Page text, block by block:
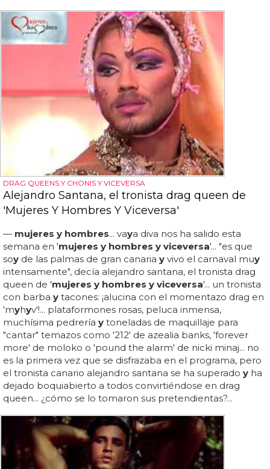
DRAG QUEENS Y CHONIS Y VICEVERSA
Alejandro Santana, el tronista drag queen de
'Mujeres Y Hombres Y Viceversa'
— mujeres y hombres... vaya diva nos ha salido esta
semana en 'mujeres y hombres y viceversa'... "es que
soy de las palmas de gran canaria y vivo el carnaval muy
intensamente", decía alejandro santana, el tronista drag
queen de 'mujeres y hombres y viceversa'... un tronista
con barba y tacones: ¡alucina con el momentazo drag en
'myhyv'!... plataformones rosas, peluca inmensa,
muchísima pedrería y toneladas de maquillaje para
"cantar" temazos como '212' de azealia banks, 'forever
more' de moloko o 'pound the alarm' de nicki minaj... no
es la primera vez que se disfrazaba en el programa, pero
el tronista canario alejandro santana se ha superado y ha
dejado boquiabierto a todos convirtiéndose en drag
queen... ¿cómo se lo tomaron sus pretendientas?...